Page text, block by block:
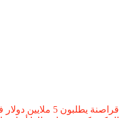
قراصنة يطلبون 5